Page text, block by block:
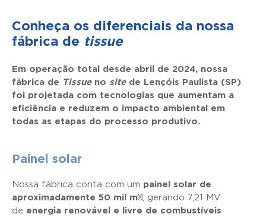
Conheça os diferenciais da nossa
fábrica de tissue
Em operação total desde abril de 2024, nossa
fábrica de Tissueno sitede Lençóis Paulista (SP)
foi projetada com tecnologias que aumentam a
eficiência e reduzem o impacto ambiental em
todas as etapas do processo produtivo.
Painel solar
Nossa fábrica conta com um painel solar de
aproximadamente 50 mil m² , gerando 7,21 MV
de energia renovável e livre de combustíveis